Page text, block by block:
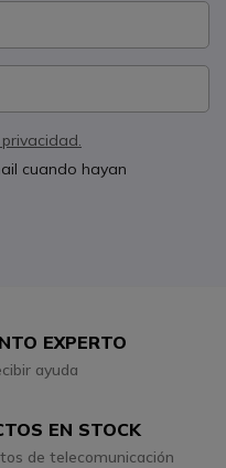
cuando hayan
EXPERTO
ayuda
EN STOCK
de telecomunicación